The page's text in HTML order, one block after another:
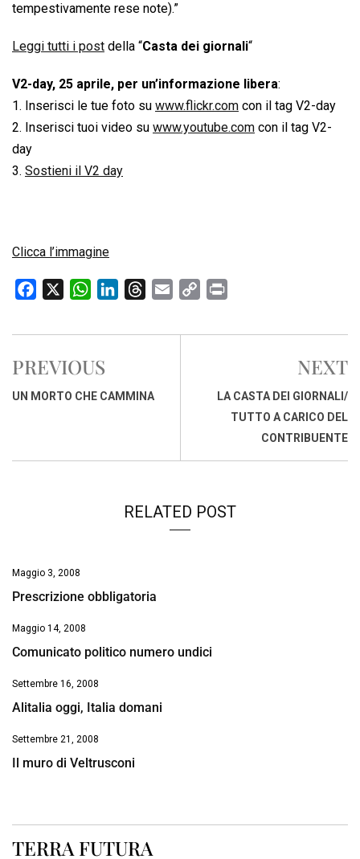
tempestivamente rese note).”
Leggi tutti i post della “Casta dei giornali“
V2-day, 25 aprile, per un’informazione libera:
1. Inserisci le tue foto su www.flickr.com con il tag V2-day
2. Inserisci tuoi video su www.youtube.com con il tag V2-
day
3. Sostieni il V2 day
Clicca l’immagine
c
b
o
W
a
s
A
n
d
r
d
a
p
i
PREVIOUS
UN MORTO CHE CAMMINA
NEXT
LA CASTA DEI GIORNALI/
TUTTO A CARICO DEL
CONTRIBUENTE
RELATED POST
Maggio 3, 2008
Prescrizione obbligatoria
Maggio 14, 2008
Comunicato politico numero undici
Settembre 16, 2008
Alitalia oggi, Italia domani
Settembre 21, 2008
Il muro di Veltrusconi
TERRA FUTURA